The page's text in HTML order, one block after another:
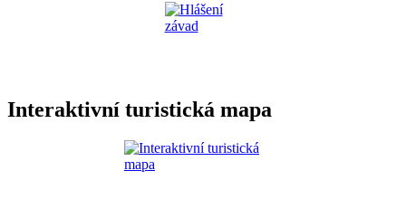
Interaktivní turistická mapa